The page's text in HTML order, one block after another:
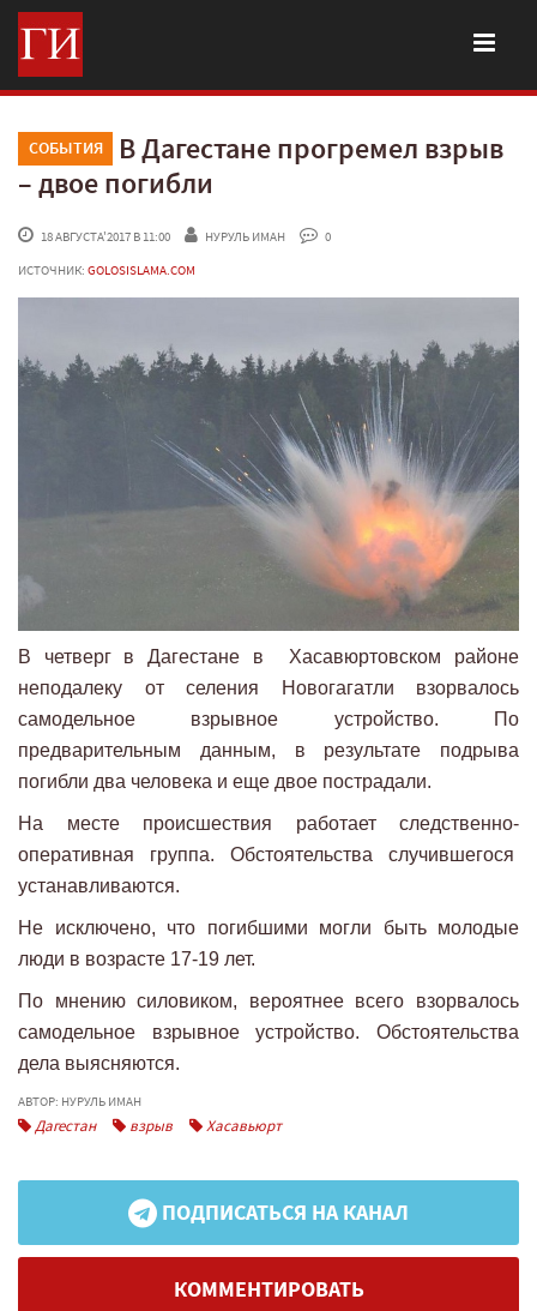
СОБЫТИЯ
В Дагестане прогремел взрыв
– двое погибли
18 АВГУСТА'2017 В 11:00 НУРУЛЬ ИМАН
0
ИСТОЧНИК: GOLOSISLAMA.COM
В четверг в Дагестане в Хасавюртовском районе
неподалеку от селения Новогагатли взорвалось
самодельное взрывное устройство. По
предварительным данным, в результате подрыва
погибли два человека и еще двое пострадали.
На месте происшествия работает следственно-
оперативная группа. Обстоятельства случившегося
устанавливаются.
Не исключено, что погибшими могли быть молодые
люди в возрасте 17-19 лет.
По мнению силовиком, вероятнее всего взорвалось
самодельное взрывное устройство. Обстоятельства
дела выясняются.
АВТОР: НУРУЛЬ ИМАН
Дагестан взрыв Хасавьюрт
ПОДПИСАТЬСЯ НА КАНАЛ
КОММЕНТИРОВАТЬ